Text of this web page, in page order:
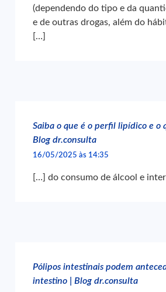
(dependendo do tipo e da
e de outras drogas, além do
[…]
Saiba o que é o perfil lipídico e o
Blog dr.consulta
16/05/2025 às 14:35
[…] do consumo de álcool e
Pólipos intestinais podem
intestino | Blog dr.consulta